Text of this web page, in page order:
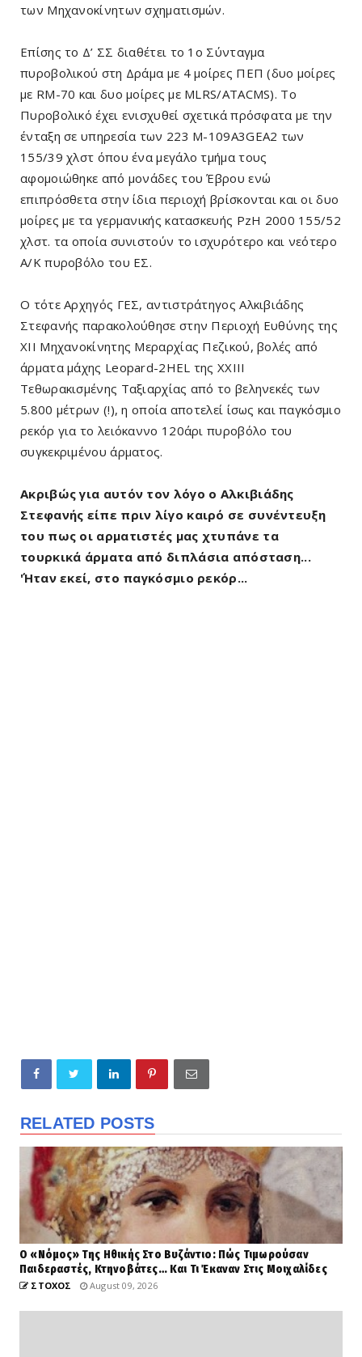
των Μηχανοκίνητων σχηματισμών.
Επίσης το Δ’ ΣΣ διαθέτει το 1ο Σύνταγμα
πυροβολικού στη Δράμα με 4 μοίρες ΠΕΠ (δυο μοίρες
με RM-70 και δυο μοίρες με MLRS/ATACMS). Το
Πυροβολικό έχει ενισχυθεί σχετικά πρόσφατα με την
ένταξη σε υπηρεσία των 223 M-109A3GEA2 των
155/39 χλστ όπου ένα μεγάλο τμήμα τους
αφομοιώθηκε από μονάδες του Έβρου ενώ
επιπρόσθετα στην ίδια περιοχή βρίσκονται και οι δυο
μοίρες με τα γερμανικής κατασκευής PzH 2000 155/52
χλστ. τα οποία συνιστούν το ισχυρότερο και νεότερο
Α/Κ πυροβόλο του ΕΣ.
Ο τότε Αρχηγός ΓΕΣ, αντιστράτηγος Αλκιβιάδης
Στεφανής παρακολούθησε στην Περιοχή Ευθύνης της
ΧΙΙ Μηχανοκίνητης Μεραρχίας Πεζικού, βολές από
άρματα μάχης Leopard-2HEL της ΧΧΙΙΙ
Τεθωρακισμένης Ταξιαρχίας από το βεληνεκές των
5.800 μέτρων (!), η οποία αποτελεί ίσως και παγκόσμιο
ρεκόρ για το λειόκαννο 120άρι πυροβόλο του
συγκεκριμένου άρματος.
Ακριβώς για αυτόν τον λόγο ο Αλκιβιάδης
Στεφανής είπε πριν λίγο καιρό σε συνέντευξη
του πως οι αρματιστές μας χτυπάνε τα
τουρκικά άρματα από διπλάσια απόσταση...
΄'Ηταν εκεί, στο παγκόσμιο ρεκόρ...
RELATED POSTS
Ο «Νόμος» Της Ηθικής Στο Βυζάντιο: Πώς Τιμωρούσαν
Παιδεραστές, Κτηνοβάτες… Και Τι Έκαναν Στις Μοιχαλίδες
ΣΤΟΧΟΣ August 09, 2026